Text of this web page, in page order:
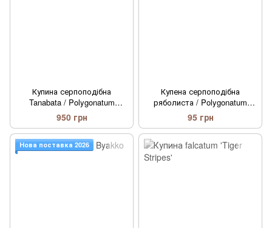
Купина серпоподібна
Tanabata / Polygonatum
falcatum Tanabata
950 грн
Купена серпоподібна
ряболиста / Polygonatum
falcatum variegatum
95 грн
Нова поставка 2026